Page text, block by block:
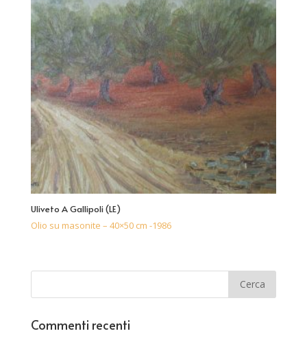
Uliveto A Gallipoli (LE)
Olio su masonite – 40×50 cm -1986
Commenti recenti